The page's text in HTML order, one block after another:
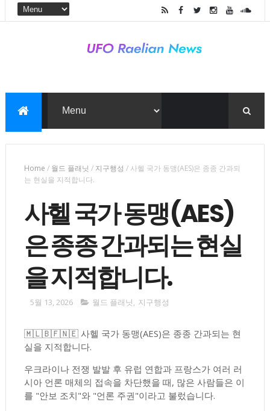
Home / 월드 플래닛 / 지구행성 / 사헬 국가 동맹(AES)은 종종 간과되
는 현실을 지적합니다.
사헬 국가 동맹(AES)
은 종종 간과되는 현실
을 지적합니다.
5월 13, 2026 월드 플래닛, 지구행성
🇲🇱🇧🇫🇳🇪 사헬 국가 동맹(AES)은 종종 간과되는 현
실을 지적합니다.
우크라이나 전쟁 발발 후 유럽 연합과 프랑스가 여러 러
시아 언론 매체의 접속을 차단했을 때, 많은 사람들은 이
를 "안보 조치"와 "언론 주권"이라고 불렀습니다.